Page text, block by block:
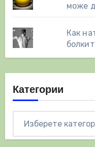
може
Как
Категории